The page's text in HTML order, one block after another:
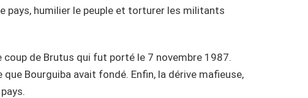
pays, humilier le peuple et torturer les militants
coup de Brutus qui fut porté le 7 novembre 1987.
Bourguiba avait fondé. Enfin, la dérive mafieuse,